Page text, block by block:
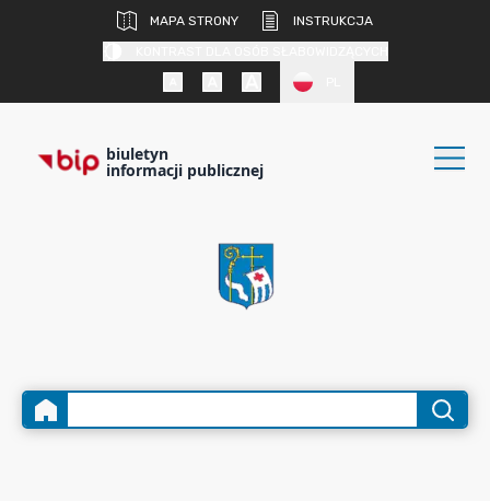
MAPA STRONY
INSTRUKCJA
biuletyn
informacji publicznej